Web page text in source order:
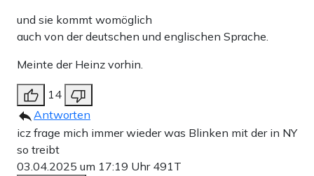
und sie kommt womöglich
auch von der deutschen und englischen Sprache.
Meinte der Heinz vorhin.
14
Antworten
icz frage mich immer wieder was Blinken mit der in NY
so treibt
03.04.2025 um 17:19 Uhr 491T